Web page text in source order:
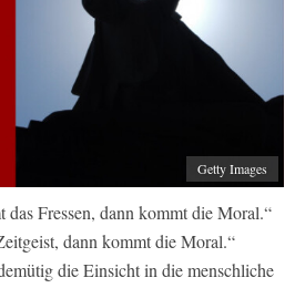
Getty Images
Fressen, dann kommt die Moral.“
dann kommt die Moral.“
die Einsicht in die menschliche